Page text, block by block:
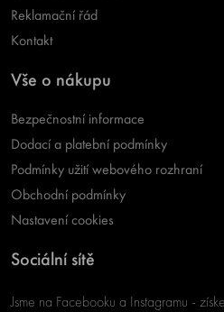
Reklamační řád
Kontakt
Vše o nákupu
Bezpečnostní informace
Dodací a platební podmínky
Podmínky užití webového rozhraní
Obchodní podmínky
Nastavení cookies
Sociální sítě
Jsme na Facebooku a Instagramu -